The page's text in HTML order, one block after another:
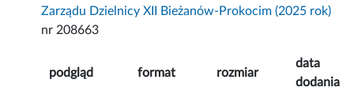
Zarządu Dzielnicy XII Bieżanów-Prokocim (2025 rok)
nr 208663
podgląd format rozmiar
data
dodania